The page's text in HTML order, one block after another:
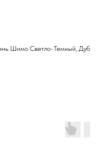
Шимо Светло-Темный, Дуб